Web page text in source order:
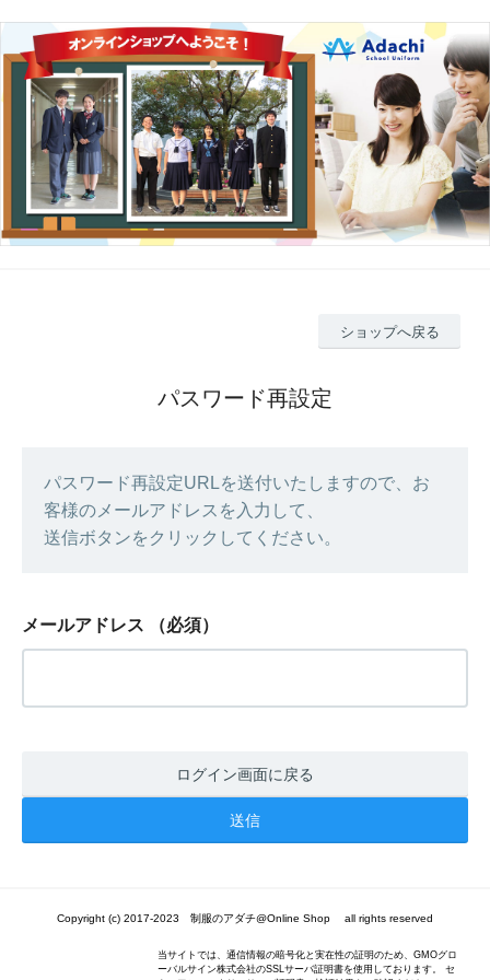
ショップへ戻る
パスワード再設定
パスワード再設定URLを送付いたしますので、お
客様のメールアドレスを入力して、
送信ボタンをクリックしてください。
メールアドレス （必須）
ログイン画面に戻る
Copyright (c) 2017-2023 制服のアダチ@Online Shop all rights reserved
当サイトでは、通信情報の暗号化と実在性の証明のため、GMOグロ
ーバルサイン株式会社のSSLサーバ証明書を使用しております。 セ